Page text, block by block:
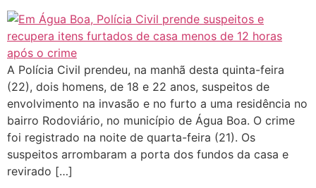
A Polícia Civil prendeu, na manhã desta quinta-feira
(22), dois homens, de 18 e 22 anos, suspeitos de
envolvimento na invasão e no furto a uma residência no
bairro Rodoviário, no município de Água Boa. O crime
foi registrado na noite de quarta-feira (21). Os
suspeitos arrombaram a porta dos fundos da casa e
revirado […]